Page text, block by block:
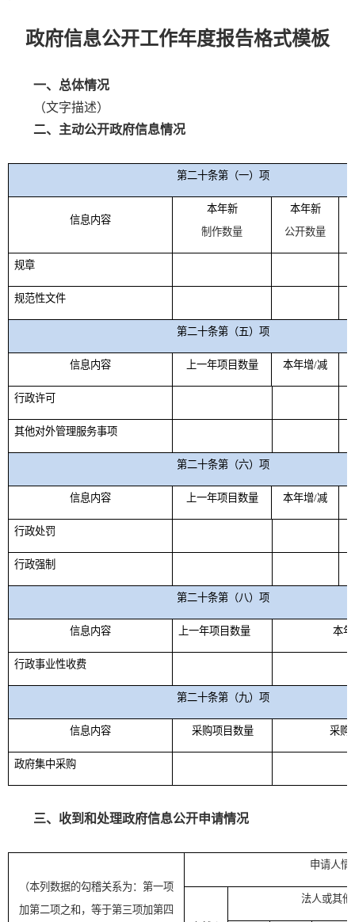
政府信息公开工作年度报告格式模板
一、总体情况
（文字描述）
二、主动公开政府信息情况
第二十条第（一）项
信息内容
本年新
制作数量
本年新
公开数量
规章
规范性文件
第二十条第（五）项
信息内容 上一年项目数量 本年增/减
行政许可
其他对外管理服务事项
第二十条第（六）项
信息内容 上一年项目数量 本年增/减
行政处罚
行政强制
第二十条第（八）项
信息内容 上一年项目数量 本
行政事业性收费
第二十条第（九）项
信息内容 采购项目数量 采购
政府集中采购
三、收到和处理政府信息公开申请情况
（本列数据的勾稽关系为：第一项
加第二项之和，等于第三项加第四
申请人情
法人或其他